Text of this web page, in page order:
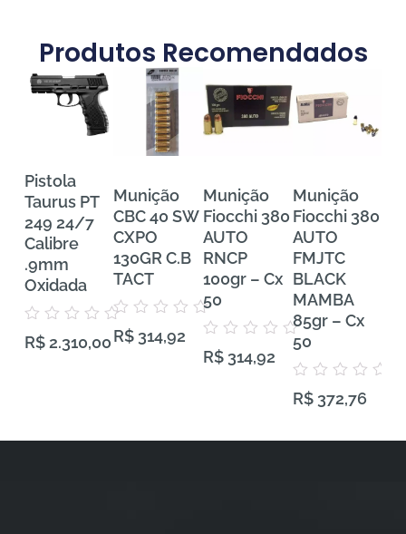
Produtos Recomendados
Pistola
Taurus PT
249 24/7
Calibre
.9mm
Oxidada
0
R$2.310,00
Munição
CBC 40 SW
CXPO
130GR C.B
TACT
0
R$ 314,92
Munição
Fiocchi 380
AUTO
RNCP
100gr – Cx
50
0
R$ 314,92
Munição
Fiocchi 380
AUTO
FMJTC
BLACK
MAMBA
85gr – Cx
50
0
R$372,76